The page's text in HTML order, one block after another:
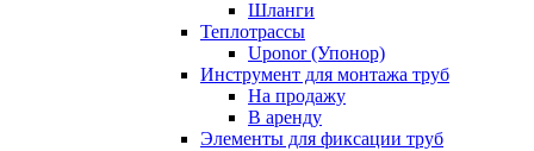
Шланги
Теплотрассы
Uponor (Упонор)
Инструмент для монтажа труб
На продажу
В аренду
Элементы для фиксации труб